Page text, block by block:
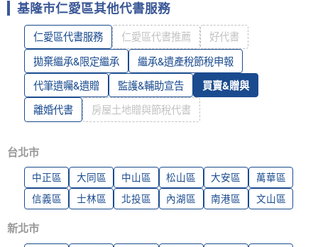
基隆市仁愛區其他代書服務
仁愛區代書服務 仁愛區代書推薦 好代書
拋棄繼承&限定繼承 繼承&遺產稅節稅申報
代筆遺囑&遺贈 監護&輔助宣告 買賣&贈與
離婚代書 房屋土地贈與節稅代書
台北市
中正區 大同區 中山區 松山區 大安區
萬華區
信義區
士林區 北投區 內湖區 南港區 文山區
新北市